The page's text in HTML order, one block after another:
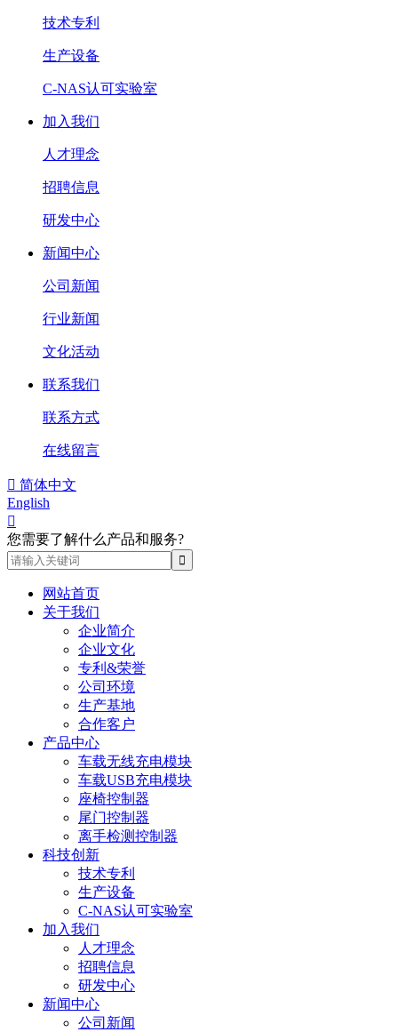
技术专利
生产设备
C-NAS认可实验室
加入我们
人才理念
招聘信息
研发中心
新闻中心
公司新闻
行业新闻
文化活动
联系我们
联系方式
在线留言
 简体中文
English

您需要了解什么产品和服务?
网站首页
关于我们
企业简介
企业文化
专利&荣誉
公司环境
生产基地
合作客户
产品中心
车载无线充电模块
车载USB充电模块
座椅控制器
尾门控制器
离手检测控制器
科技创新
技术专利
生产设备
C-NAS认可实验室
加入我们
人才理念
招聘信息
研发中心
新闻中心
公司新闻